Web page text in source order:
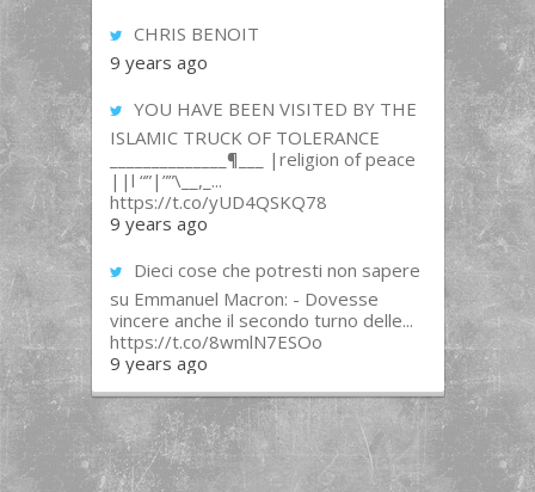
CHRIS BENOIT
9 years ago
YOU HAVE BEEN VISITED BY THE
ISLAMIC TRUCK OF TOLERANCE
______________¶___ |religion of peace
||l “”|””\__,_...
https://t.co/yUD4QSKQ78
9 years ago
Dieci cose che potresti non sapere
su Emmanuel Macron: - Dovesse
vincere anche il secondo turno delle...
https://t.co/8wmlN7ESOo
9 years ago